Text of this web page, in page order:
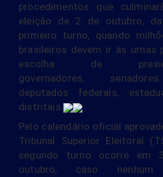
procedimentos que
eleição de 2 de outubro,
primeiro turno, quando
brasileiros devem ir às urnas
escolha de
governadores,
deputados federais,
distritais.
Pelo calendário oficial
Tribunal Superior Eleitoral
segundo turno ocorre em
outubro, caso